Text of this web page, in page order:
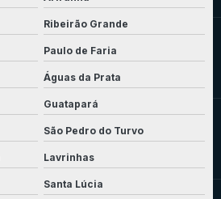
Ribeirão Grande
Paulo de Faria
Águas da Prata
Guatapará
São Pedro do Turvo
Lavrinhas
Santa Lúcia